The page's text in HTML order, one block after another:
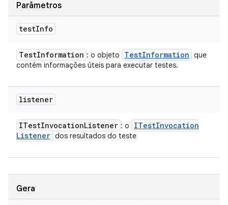
Parâmetros
testInfo
TestInformation : o objeto TestInformation que
contém informações úteis para executar testes.
listener
ITestInvocationListener : o ITestInvocation
Listener dos resultados do teste
Gera